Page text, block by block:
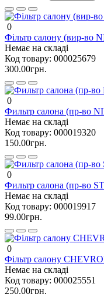
0
Фільтр салону (вир-во
Немає на складі
Код товару: 000025679
300.00грн.
0
Фильтр салона (пр-во
Немає на складі
Код товару: 000019320
150.00грн.
0
Фильтр салона (пр-во
Немає на складі
Код товару: 000019917
99.00грн.
0
Фільтр салону
Немає на складі
Код товару: 000025551
250.00грн.